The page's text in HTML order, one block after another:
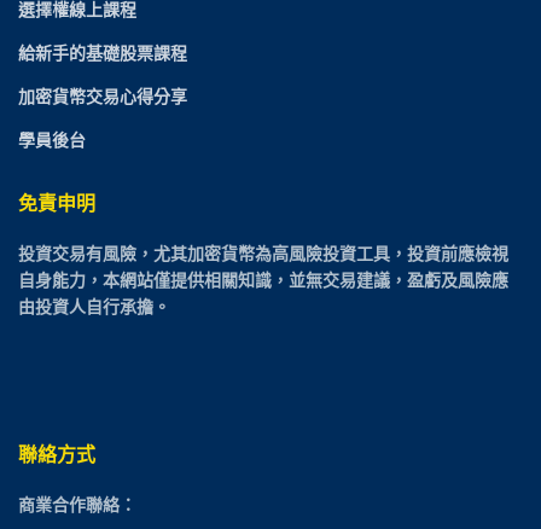
選擇權線上課程
給新手的基礎股票課程
加密貨幣交易心得分享
學員後台
免責申明
投資交易有風險，尤其加密貨幣為高風險投資工具，投資前應檢視
自身能力，本網站僅提供相關知識，並無交易建議，盈虧及風險應
由投資人自行承擔。
聯絡方式
商業合作聯絡：